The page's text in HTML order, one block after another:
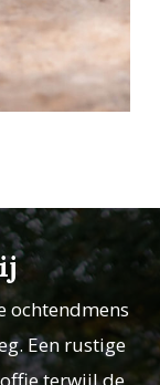
ochtendmens
Een rustige